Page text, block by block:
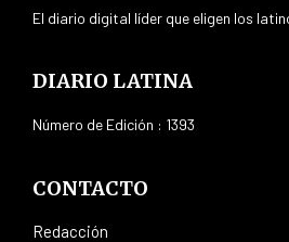
El diario digital líder que eligen los
DIARIO LATINA
Número de Edición : 1393
CONTACTO
Redacción